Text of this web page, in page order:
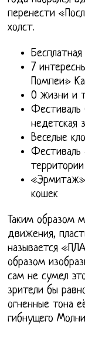
перенести
холст.
7
Помпеи»
О жизни и
Фестиваль
недетская
Веселые
Фестиваль
«Эрмитаж»
кошек
Таким образом
движения,
называется
образом
сам не сумел
зрители бы
огненные тона
гибнущего